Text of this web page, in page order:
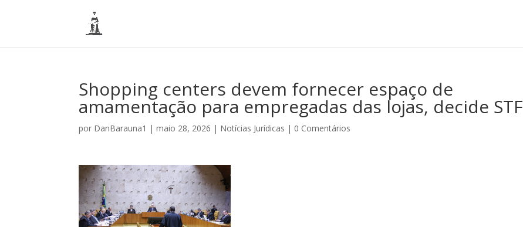
Shopping centers devem fornecer espaço de
amamentação para empregadas das lojas, decide STF
por DanBarauna1 |maio 28, 2026 | Notícias Jurídicas | 0 Comentários